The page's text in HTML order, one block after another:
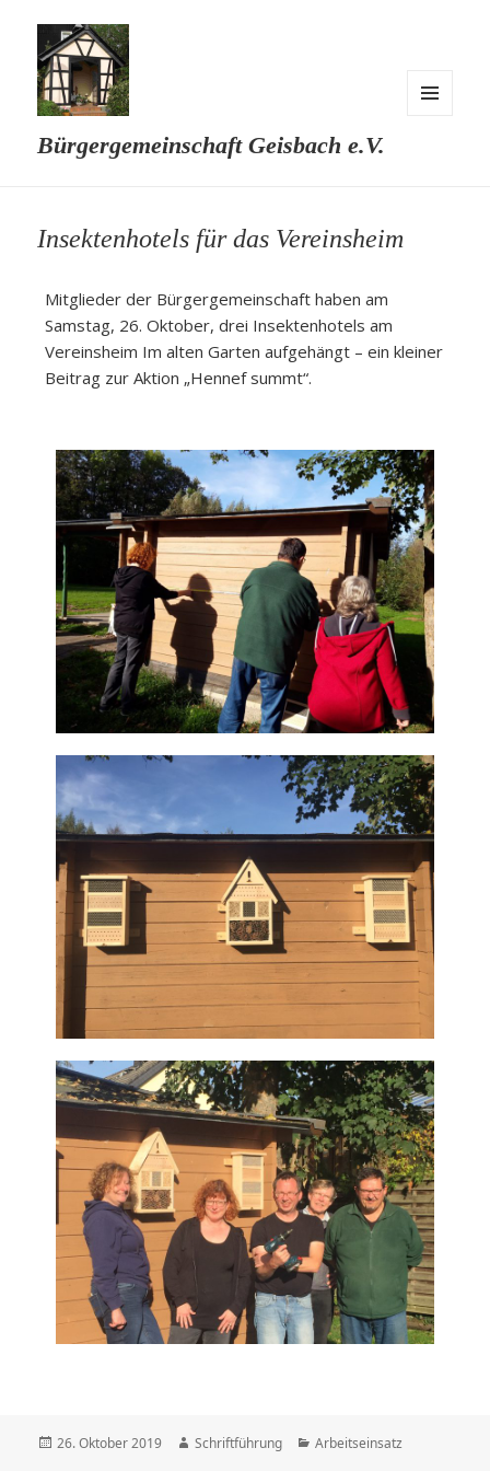
Bürgergemeinschaft Geisbach e.V.
Insektenhotels für das Vereinsheim
Mitglieder der Bürgergemeinschaft haben am
Samstag, 26. Oktober, drei Insektenhotels am
Vereinsheim Im alten Garten aufgehängt – ein kleiner
Beitrag zur Aktion „Hennef summt“.
26. Oktober 2019 Schriftführung Arbeitseinsatz